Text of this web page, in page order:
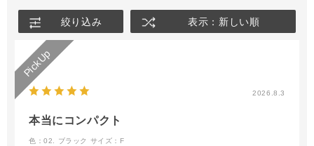
絞り込み 表示：新しい順
2026.8.3
本当にコンパクト
色：02. ブラック サイズ：F